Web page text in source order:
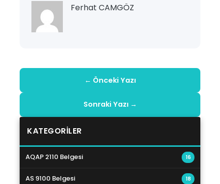
Ferhat CAMGÖZ
← Önceki Yazı
Sonraki Yazı →
KATEGORILER
AQAP 2110 Belgesi 16
AS 9100 Belgesi 18